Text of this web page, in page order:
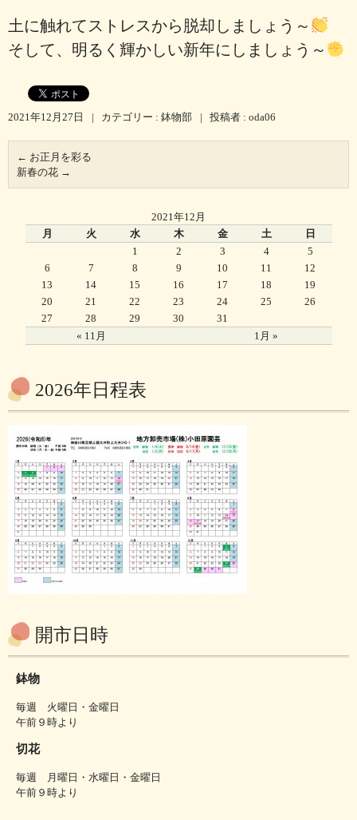
土に触れてストレスから脱却しましょう～
そして、明るく輝かしい新年にしましょう～
2021年12月27日 | カテゴリー : 鉢物部 | 投稿者 : oda06
← お正月を彩る
新春の花 →
2021年12月
月
火 水 木 金 土 日
« 11月 1月 »
1 2 3 4
5
6
7 8 9 10 11
12
13
14 15 16 17 18
19
20
21 22 23 24 25
26
27
28 29 30 31
2026年日程表
開市日時
鉢物
毎週 火曜日・金曜日
午前９時より
切花
毎週 月曜日・水曜日・金曜日
午前９時より